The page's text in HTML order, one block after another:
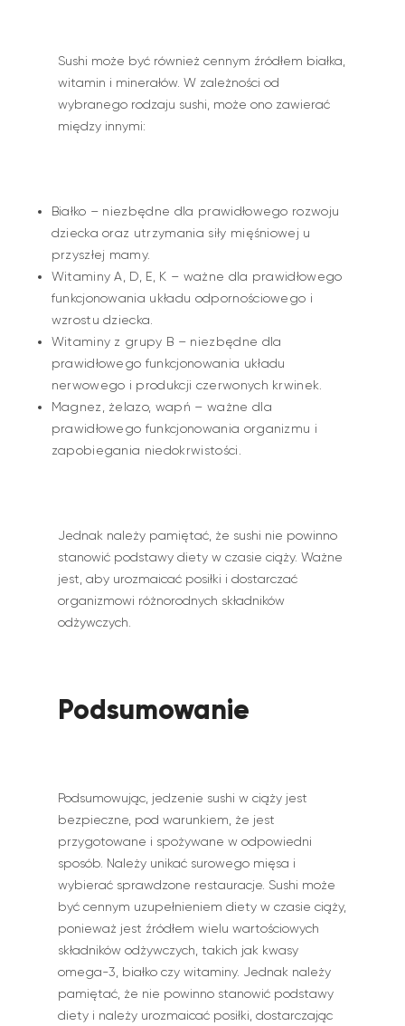
Sushi może być również cennym źródłem białka,
witamin i minerałów. W zależności od
wybranego rodzaju sushi, może ono zawierać
między innymi:
Białko – niezbędne dla prawidłowego rozwoju
dziecka oraz utrzymania siły mięśniowej u
przyszłej mamy.
Witaminy A, D, E, K – ważne dla prawidłowego
funkcjonowania układu odpornościowego i
wzrostu dziecka.
Witaminy z grupy B – niezbędne dla
prawidłowego funkcjonowania układu
nerwowego i produkcji czerwonych krwinek.
Magnez, żelazo, wapń – ważne dla
prawidłowego funkcjonowania organizmu i
zapobiegania niedokrwistości.
Jednak należy pamiętać, że sushi nie powinno
stanowić podstawy diety w czasie ciąży. Ważne
jest, aby urozmaicać posiłki i dostarczać
organizmowi różnorodnych składników
odżywczych.
Podsumowanie
Podsumowując, jedzenie sushi w ciąży jest
bezpieczne, pod warunkiem, że jest
przygotowane i spożywane w odpowiedni
sposób. Należy unikać surowego mięsa i
wybierać sprawdzone restauracje. Sushi może
być cennym uzupełnieniem diety w czasie ciąży,
ponieważ jest źródłem wielu wartościowych
składników odżywczych, takich jak kwasy
omega-3, białko czy witaminy. Jednak należy
pamiętać, że nie powinno stanowić podstawy
diety i należy urozmaicać posiłki, dostarczając